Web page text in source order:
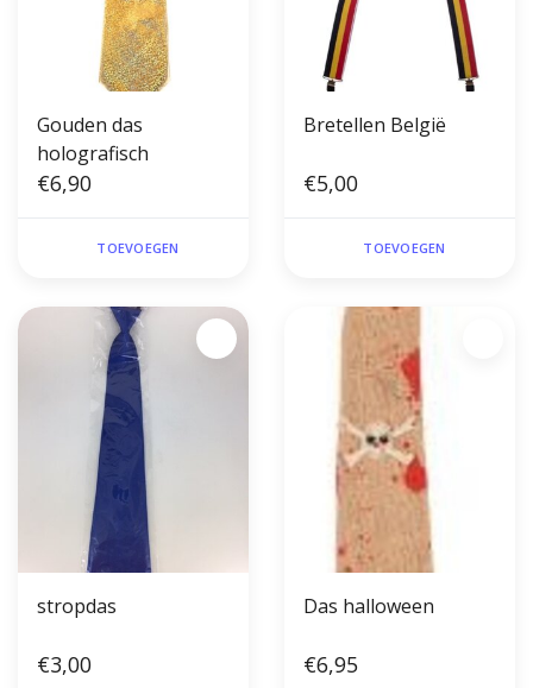
Gouden das
holografisch
€6,90
TOEVOEGEN
Bretellen België
€5,00
TOEVOEGEN
stropdas
€3,00
Das halloween
€6,95